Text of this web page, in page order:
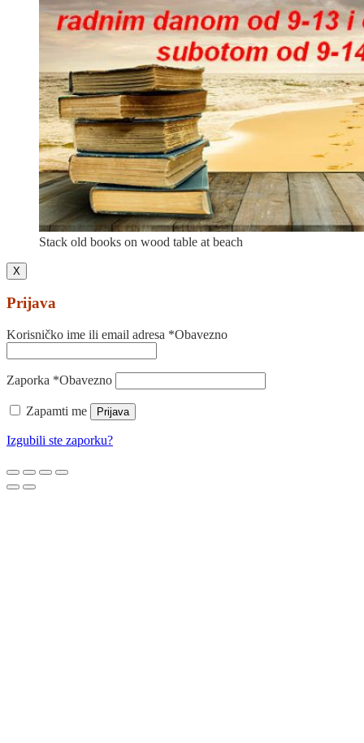
Stack old books on wood table at beach
X
Prijava
Korisničko ime ili email adresa *Obavezno
Zaporka *Obavezno
Zapamti me Prijava
Izgubili ste zaporku?